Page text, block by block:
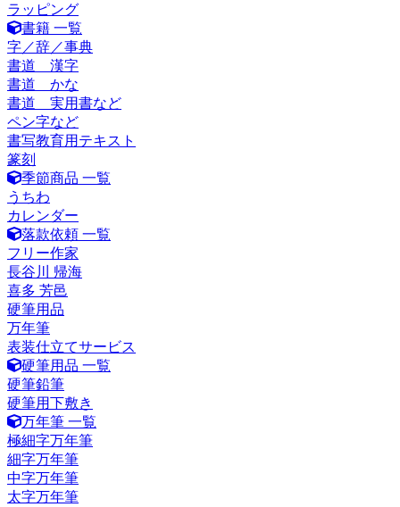
ラッピング
書籍 一覧
字／辞／事典
書道 漢字
書道 かな
書道 実用書など
ペン字など
書写教育用テキスト
篆刻
季節商品 一覧
うちわ
カレンダー
落款依頼 一覧
フリー作家
長谷川 帰海
喜多 芳邑
硬筆用品
万年筆
表装仕立てサービス
硬筆用品 一覧
硬筆鉛筆
硬筆用下敷き
万年筆 一覧
極細字万年筆
細字万年筆
中字万年筆
太字万年筆